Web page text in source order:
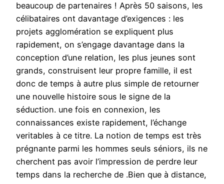
beaucoup de partenaires ! Après 50 saisons, les
célibataires ont davantage d’exigences : les
projets agglomération se expliquent plus
rapidement, on s’engage davantage dans la
conception d’une relation, les plus jeunes sont
grands, construisent leur propre famille, il est
donc de temps à autre plus simple de retourner
une nouvelle histoire sous le signe de la
séduction. une fois en connexion, les
connaissances existe rapidement, l’échange
veritables à ce titre. La notion de temps est très
prégnante parmi les hommes seuls séniors, ils ne
cherchent pas avoir l’impression de perdre leur
temps dans la recherche de .Bien que à distance,